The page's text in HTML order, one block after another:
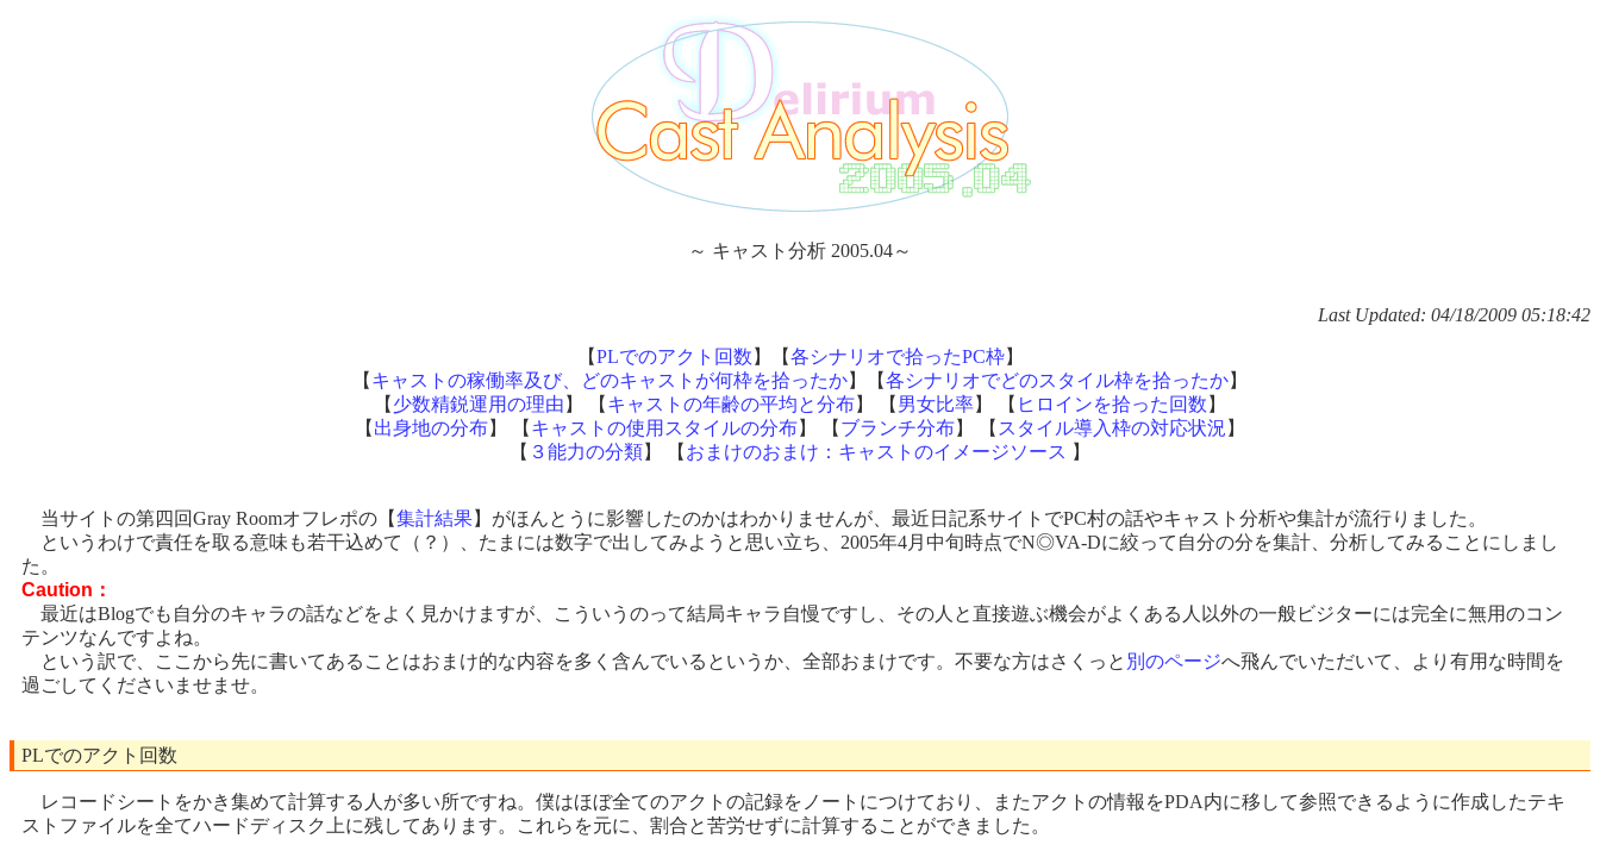
～ キャスト分析 2005.04～
Last Updated: 04/18/2009 05:18:42
【PLでのアクト回数 】【各シナリオで拾ったPC枠】
【 キャストの稼働率及び、どのキャストが何枠を拾ったか】【各シナリオでどのスタイル枠を拾ったか】
【 少数精鋭運用の理由 】 【 キャストの年齢の平均と分布】 【 男女比率】 【 ヒロインを拾った回数 】
【 出身地の分布】 【 キャストの使用スタイルの分布】 【 ブランチ分布】 【 スタイル導入枠の対応状況 】
【 ３能力の分類】 【 おまけのおまけ：キャストのイメージソース 】
当サイトの第四回Gray Roomオフレポの【集計結果】がほんとうに影響したのかはわかりませんが、最近日記系サイトでPC村の話やキャスト分析や集計が流行りました。
というわけで責任を取る意味も若干込めて（？）、たまには数字で出してみようと思い立ち、2005年4月中旬時点でN◎VA-Dに絞って自分の分を集計、分析してみることにしまし
た。
Caution：
最近はBlogでも自分のキャラの話などをよく見かけますが、こういうのって結局キャラ自慢ですし、その人と直接遊ぶ機会がよくある人以外の一般ビジターには完全に無用のコン
テンツなんですよね。
という訳で、ここから先に書いてあることはおまけ的な内容を多く含んでいるというか、全部おまけです。不要な方はさくっと 別のページへ飛んでいただいて、より有用な時間を
過ごしてくださいませませ。
PLでのアクト回数
レコードシートをかき集めて計算する人が多い所ですね。僕はほぼ全てのアクトの記録をノートにつけており、またアクトの情報をPDA内に移して参照できるように作成したテキ
ストファイルを全てハードディスク上に残してあります。これらを元に、割合と苦労せずに計算することができました。